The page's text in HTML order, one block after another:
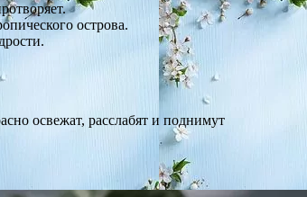
острова.
освежат, расслабят и поднимут